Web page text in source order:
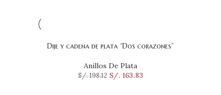
AÑADIR AL CARRITO
Dije y cadena de plata “Dos corazones”
Anillos De Plata
S/.198.12 S/. 163.83